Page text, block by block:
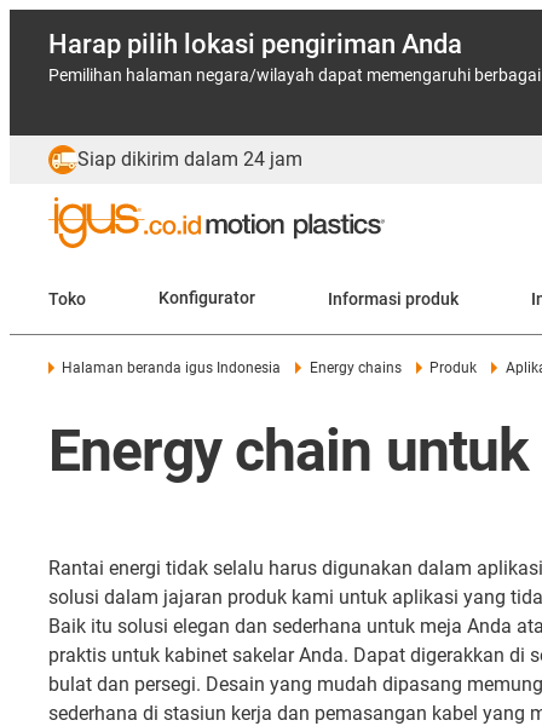
Harap pilih lokasi pengiriman Anda
Pemilihan halaman negara/wilayah dapat memengaruhi
Siap dikirim dalam 24 jam
Toko Konfigurator Informasi produk
Halaman beranda igus Indonesia Energy chains Produk
Energy chain
Rantai energi tidak selalu harus digunakan dalam
solusi dalam jajaran produk kami untuk aplikasi yang
Baik itu solusi elegan dan sederhana untuk meja Anda
praktis untuk kabinet sakelar Anda. Dapat digerakkan di
bulat dan persegi. Desain yang mudah dipasang
sederhana di stasiun kerja dan pemasangan kabel yang